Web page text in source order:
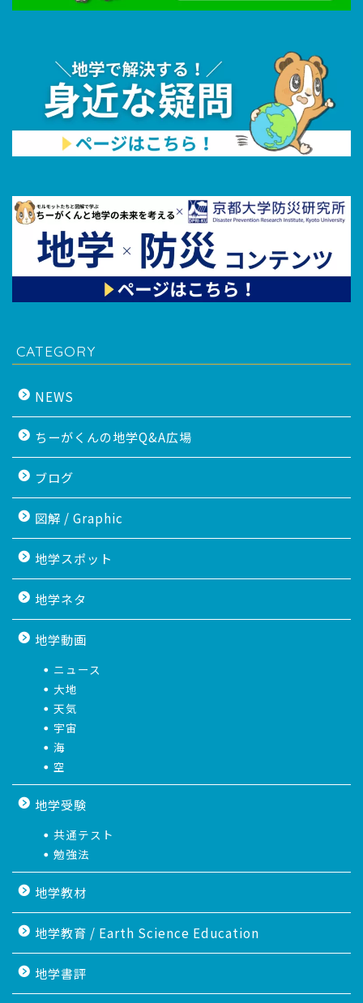
CATEGORY
NEWS
ちーがくんの地学Q&A広場
ブログ
図解 / Graphic
地学スポット
地学ネタ
地学動画
ニュース
大地
天気
宇宙
海
空
地学受験
共通テスト
勉強法
地学教材
地学教育 / Earth Science Education
地学書評